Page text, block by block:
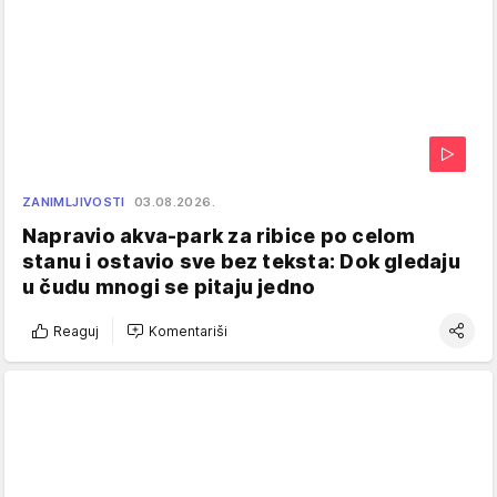
ZANIMLJIVOSTI 03.08.2026.
Napravio akva-park za ribice po celom
stanu i ostavio sve bez teksta: Dok gledaju
u čudu mnogi se pitaju jedno
Reaguj Komentariši